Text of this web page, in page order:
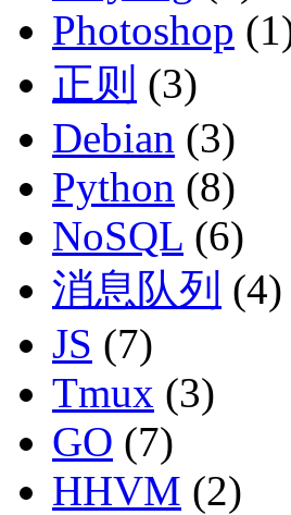
Photoshop
正则 (3)
Debian (3)
Python (8)
NoSQL (6)
消息队列 (4)
JS (7)
Tmux (3)
GO (7)
HHVM (2)